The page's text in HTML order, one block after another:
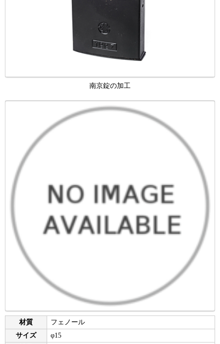
南京錠の加工
材質
フェノール
サイズ
φ15